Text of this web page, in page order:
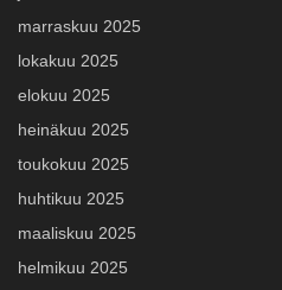
marraskuu 2025
lokakuu 2025
elokuu 2025
heinäkuu 2025
toukokuu 2025
huhtikuu 2025
maaliskuu 2025
helmikuu 2025